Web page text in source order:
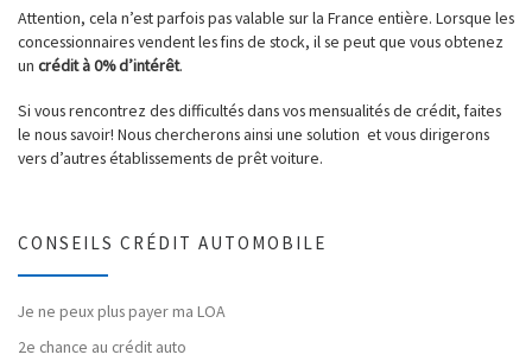
Attention, cela n’est parfois pas valable sur la France entière. Lorsque les
concessionnaires vendent les fins de stock, il se peut que vous obtenez
un crédit à 0% d’intérêt.
Si vous rencontrez des difficultés dans vos mensualités de crédit, faites
le nous savoir! Nous chercherons ainsi une solution et vous dirigerons
vers d’autres établissements de prêt voiture.
CONSEILS CRÉDIT AUTOMOBILE
Je ne peux plus payer ma LOA
2e chance au crédit auto